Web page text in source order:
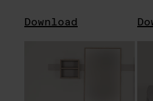
Download